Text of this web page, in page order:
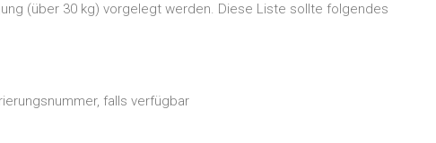
(über 30 kg) vorgelegt werden. Diese Liste sollte folgendes
falls verfügbar